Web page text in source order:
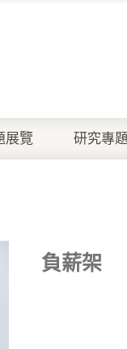
展覽 研究專題
負薪架